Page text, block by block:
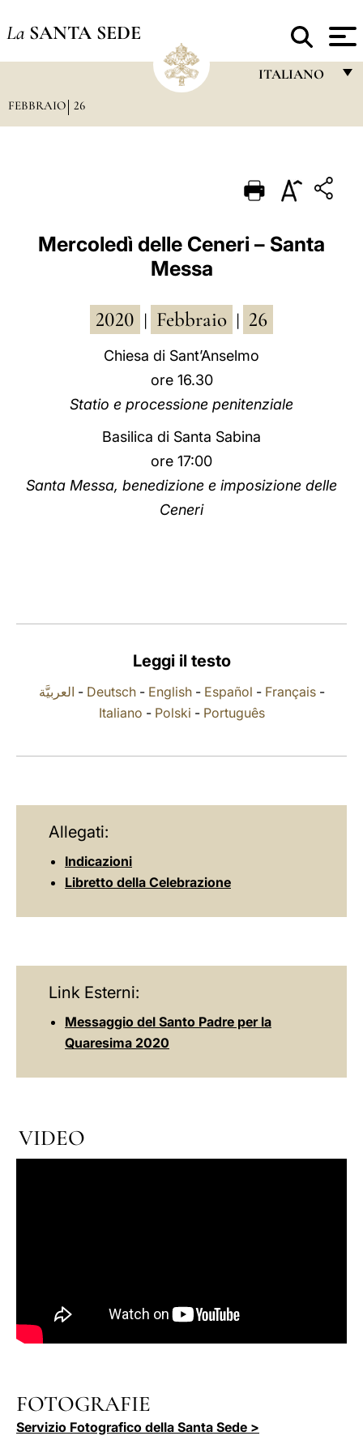
La SANTA SEDE
ITALIANO
PORTUGUÊS
ESPAÑOL
العربيّة
中文
FEBBRAIO 26
Mercoledì delle Ceneri – Santa
Messa
2020 Febbraio 26
Chiesa di Sant’Anselmo
ore 16.30
Statio e processione penitenziale
Basilica di Santa Sabina
ore 17:00
Santa Messa, benedizione e imposizione delle
Ceneri
Leggi il testo
العربيَّة - Deutsch- English- Español - Français-
Italiano - Polski - Português
Allegati:
Indicazioni
Libretto della Celebrazione
Link Esterni:
Messaggio del Santo Padre per la
Quaresima 2020
VIDEO
FOTOGRAFIE
Servizio Fotografico della Santa Sede >